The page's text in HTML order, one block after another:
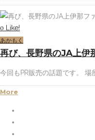
0 Like!
あかもく
再び、長野県のJA上伊
今回もPR販売の話題です。
More